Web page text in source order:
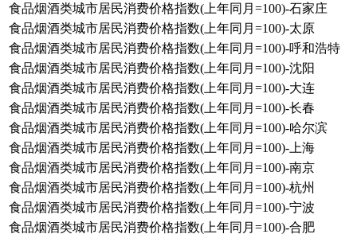
食品烟酒类城市居民消费价格指数(上年同月=100)-石家庄
食品烟酒类城市居民消费价格指数(上年同月=100)-太原
食品烟酒类城市居民消费价格指数(上年同月=100)-呼和浩特
食品烟酒类城市居民消费价格指数(上年同月=100)-沈阳
食品烟酒类城市居民消费价格指数(上年同月=100)-大连
食品烟酒类城市居民消费价格指数(上年同月=100)-长春
食品烟酒类城市居民消费价格指数(上年同月=100)-哈尔滨
食品烟酒类城市居民消费价格指数(上年同月=100)-上海
食品烟酒类城市居民消费价格指数(上年同月=100)-南京
食品烟酒类城市居民消费价格指数(上年同月=100)-杭州
食品烟酒类城市居民消费价格指数(上年同月=100)-宁波
食品烟酒类城市居民消费价格指数(上年同月=100)-合肥